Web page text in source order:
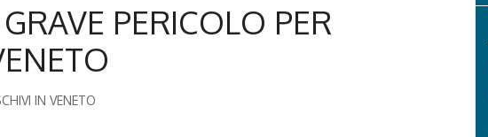
PERICOLO PER
IN VENETO